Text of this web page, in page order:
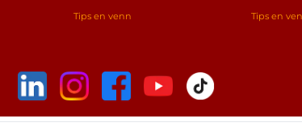
Tips en venn Tips en